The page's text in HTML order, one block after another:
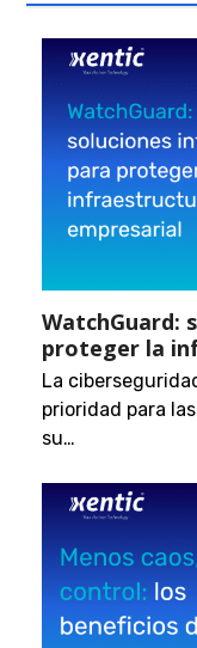
WatchGuard:
proteger la
La
prioridad para
su…